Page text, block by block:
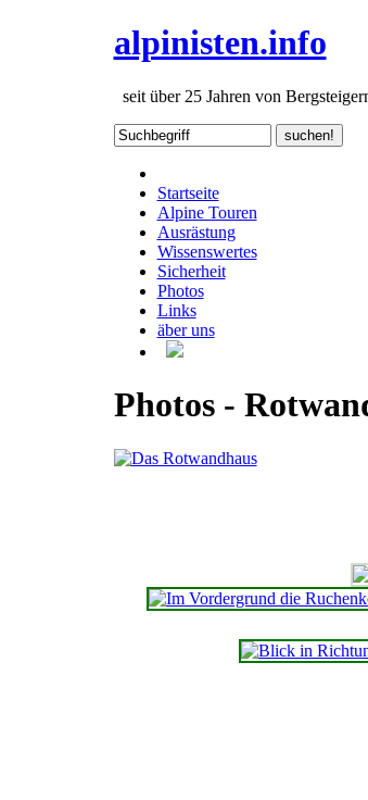
alpinisten.info
seit über 25 Jahren von
Startseite
Alpine Touren
Ausrästung
Wissenswertes
Sicherheit
Photos
Links
äber uns
Photos -